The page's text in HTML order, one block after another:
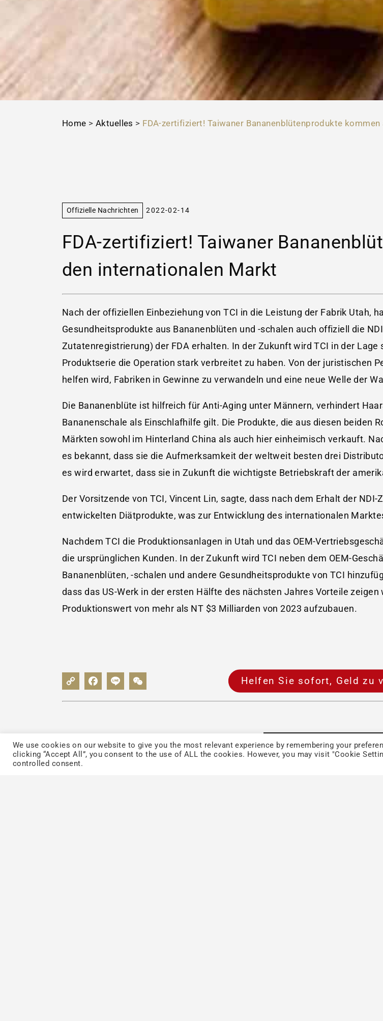
Home > Aktuelles > FDA-zertifiziert! Taiwaner Bananenblütenprodukte
Offizielle Nachrichten 2022-02-14
FDA-zertifiziert! Taiwaner
den internationalen Markt
Nach der offiziellen Einbeziehung von TCI in die Leistung der Fabrik Utah,
Gesundheitsprodukte aus Bananenblüten und -schalen auch offiziell die
Zutatenregistrierung) der FDA erhalten. In der Zukunft wird TCI in der
Produktserie die Operation stark verbreitet zu haben. Von der juristischen
helfen wird, Fabriken in Gewinne zu verwandeln und eine neue Welle der
Die Bananenblüte ist hilfreich für Anti-Aging unter Männern, verhindert
Bananenschale als Einschlafhilfe gilt. Die Produkte, die aus diesen beiden
Märkten sowohl im Hinterland China als auch hier einheimisch verkauft.
es bekannt, dass sie die Aufmerksamkeit der weltweit besten drei
es wird erwartet, dass sie in Zukunft die wichtigste Betriebskraft der
Der Vorsitzende von TCI, Vincent Lin, sagte, dass nach dem Erhalt der
entwickelten Diätprodukte, was zur Entwicklung des internationalen
Nachdem TCI die Produktionsanlagen in Utah und das OEM-
die ursprünglichen Kunden. In der Zukunft wird TCI neben dem OEM-
Bananenblüten, -schalen und andere Gesundheitsprodukte von TCI
dass das US-Werk in der ersten Hälfte des nächsten Jahres Vorteile
Produktionswert von mehr als NT $3 Milliarden von 2023 aufzubauen.
Helfen Sie sofort, Geld zu
Back to List
We use cookies on our website to give you the most relevant experience by remembering your
clicking “Accept All”, you consent to the use of ALL the cookies. However, you may visit "Cookie
controlled consent.